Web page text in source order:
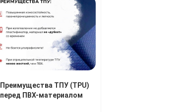
Преимущества ТПУ (TPU)
перед ПВХ-материалом